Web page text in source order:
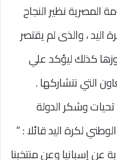
المصرية نظير النجاح
اليد ، والذى لم يقتصر
كذلك ليؤكد علي
التي نتشاركها .
وشكر الدولة
لكرة اليد قائلا : ”
عن إسبانيا وعن منتخبنا